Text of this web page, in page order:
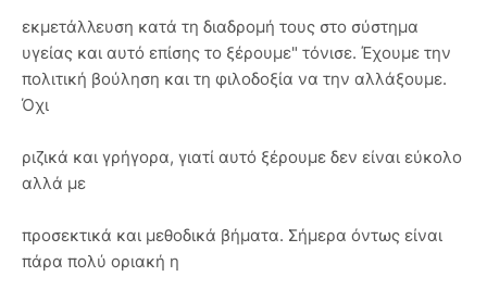
εκμετάλλευση κατά τη διαδρομή τους στο σύστημα
υγείας και αυτό επίσης το ξέρουμε" τόνισε. Έχουμε την
πολιτική βούληση και τη φιλοδοξία να την αλλάξουμε.
Όχι
ριζικά και γρήγορα, γιατί αυτό ξέρουμε δεν είναι εύκολο
αλλά με
προσεκτικά και μεθοδικά βήματα. Σήμερα όντως είναι
πάρα πολύ οριακή η